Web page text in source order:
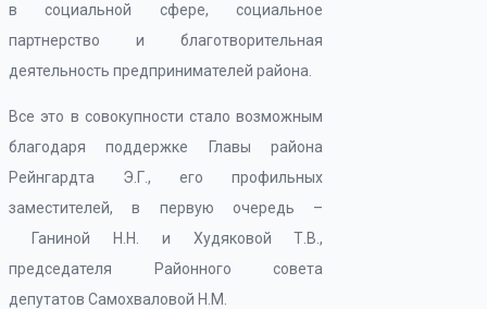
в социальной сфере, социальное
партнерство и благотворительная
деятельность предпринимателей района.
Все это в совокупности стало возможным
благодаря поддержке Главы района
Рейнгардта Э.Г., его профильных
заместителей, в первую очередь –
Ганиной Н.Н. и Худяковой Т.В.,
председателя Районного совета
депутатов Самохваловой Н.М.